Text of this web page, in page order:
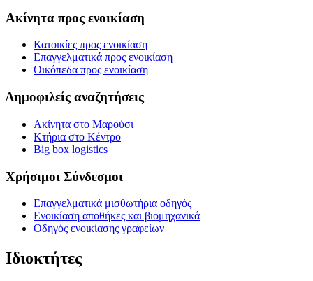
Ακίνητα προς ενοικίαση
Κατοικίες προς ενοικίαση
Επαγγελματικά προς ενοικίαση
Οικόπεδα προς ενοικίαση
Δημοφιλείς αναζητήσεις
Ακίνητα στο Μαρούσι
Κτήρια στο Κέντρο
Big box logistics
Χρήσιμοι Σύνδεσμοι
Επαγγελματικά μισθωτήρια οδηγός
Ενοικίαση αποθήκες και βιομηχανικά
Οδηγός ενοικίασης γραφείων
Ιδιοκτήτες